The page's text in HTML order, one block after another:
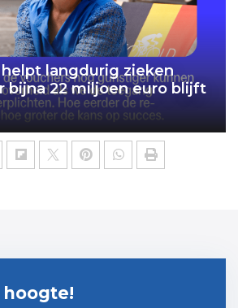
langdurig zieken
bijna 22 miljoen euro blijft